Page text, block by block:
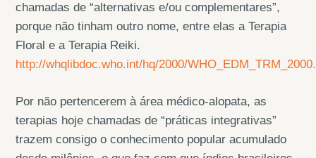
chamadas de “alternativas e/ou complementares”,
porque não tinham outro nome, entre elas a Terapia
Floral e a Terapia Reiki.
http://whqlibdoc.who.int/hq/2000/
Por não pertencerem à área médico-alopata, as
terapias hoje chamadas de “práticas integrativas”
trazem consigo o conhecimento popular acumulado